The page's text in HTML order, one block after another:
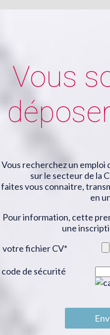
Vous
Vous recherchez un emploi
sur le secteur de la
faites vous connaitre,
en
Pour information, cette
une
votre fichier CV*
code de sécurité